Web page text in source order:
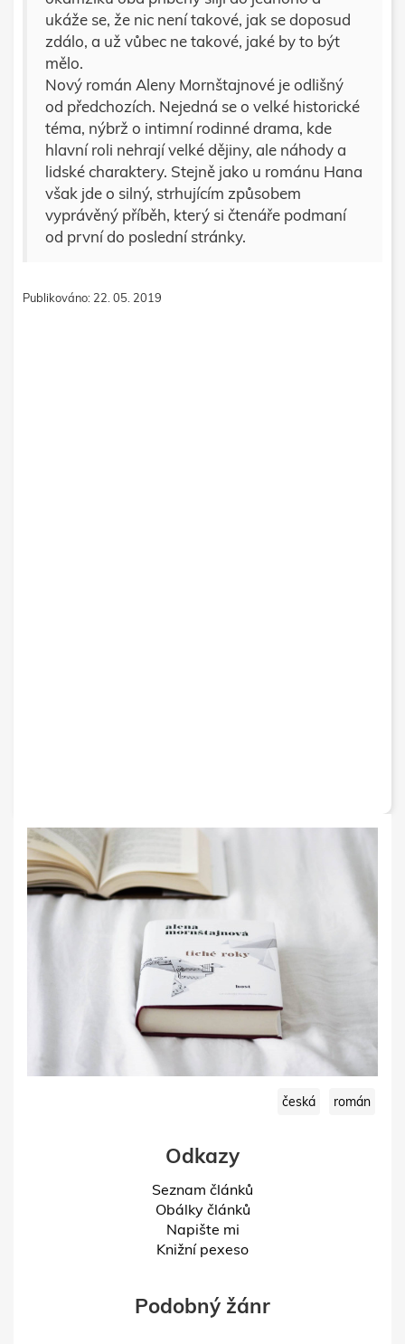
ukáže se, že nic není takové, jak se doposud
zdálo, a už vůbec ne takové, jaké by to být
mělo.
Nový román Aleny Mornštajnové je odlišný
od předchozích. Nejedná se o velké historické
téma, nýbrž o intimní rodinné drama, kde
hlavní roli nehrají velké dějiny, ale náhody a
lidské charaktery. Stejně jako u románu Hana
však jde o silný, strhujícím způsobem
vyprávěný příběh, který si čtenáře podmaní
od první do poslední stránky.
Publikováno: 22. 05. 2019
česká román
Odkazy
Seznam článků
Obálky článků
Napište mi
Knižní pexeso
Podobný žánr